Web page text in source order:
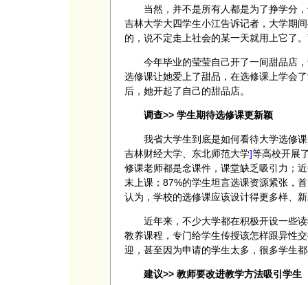
当然，并不是所有人都是为了挣学分，
吉林大学大四学生小江告诉记者，大学期
的，说不定走上社会的某一天就用上它了。
今年毕业的莹莹自己开了一间甜品店，
选修课让她爱上了甜品，在选修课上学会
后，她开起了自己的甜品店。
调查>> 学生期待选修课更新颖
我省大学生到底是如何看待大学选修课
吉林财经大学、东北师范大学]等高校开展
修课老师都是念课件，课堂缺乏吸引力；
末上课；87%的学生坦言选课资源紧张，
认为，学校的选修课应该设计得更多样、
近年来，不少大学都在积极开设一些读
教养课程，专门给学生传授该怎样跟异性
迎，甚至因为申请的学生太多，很多学生
建议>> 教师要改进教学方法吸引学生